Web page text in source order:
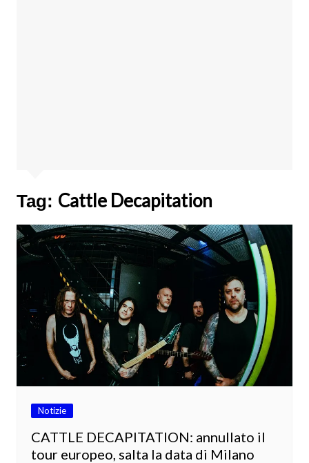
Tag: Cattle Decapitation
Notizie
CATTLE DECAPITATION: annullato il
tour europeo, salta la data di Milano